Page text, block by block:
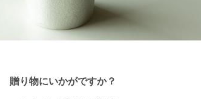
贈り物にいかがですか？